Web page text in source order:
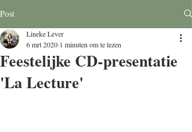
Post
Feestelijke CD-presentatie
'La Lecture'
Lineke Lever
6 mrt 2020 1 minuten om te lezen